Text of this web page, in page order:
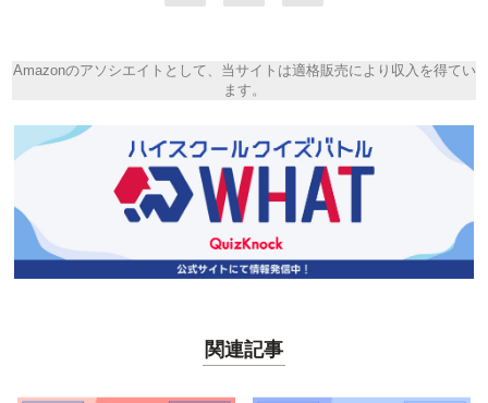
Amazonのアソシエイトとして、当サイトは適格販売により収入を得てい
ます。
関連記事